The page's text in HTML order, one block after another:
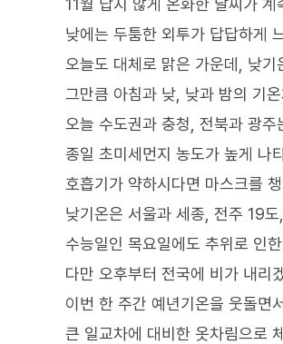
11월 답지 않게 온화한 날씨가 계
낮에는 두툼한 외투가 답답하게
오늘도 대체로 맑은 가운데, 낮
그만큼 아침과 낮, 낮과 밤의 기
오늘 수도권과 충청, 전북과 광주
종일 초미세먼지 농도가 높게 나
호흡기가 약하시다면 마스크를
낮기온은 서울과 세종, 전주 19
수능일인 목요일에도 추위로 인
다만 오후부터 전국에 비가 내리
이번 한 주간 예년기온을 웃돌면
큰 일교차에 대비한 옷차림으로